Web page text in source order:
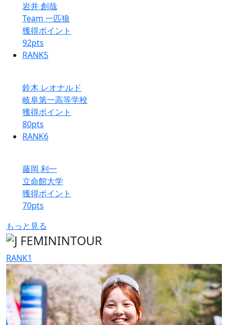
岩井 創哉
Team 一匹狼
獲得ポイント
92pts
RANK5
鈴木 レオナルド
岐阜第一高等学校
獲得ポイント
80pts
RANK6
藤岡 利一
立命館大学
獲得ポイント
70pts
もっと見る
RANK1